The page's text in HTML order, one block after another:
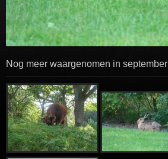
Nog meer waargenomen in september